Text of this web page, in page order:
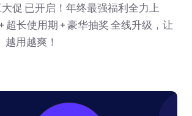
促 已开启！年终最强福利全力上
超长使用期 + 豪华抽奖 全线升级，让
用越爽！